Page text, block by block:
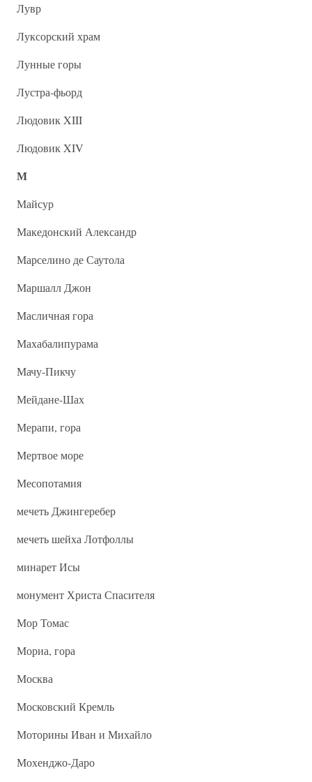
Лувр
Луксорский храм
Лунные горы
Лустра-фьорд
Людовик XIII
Людовик XIV
М
Майсур
Македонский Александр
Марселино де Саутола
Маршалл Джон
Масличная гора
Махабалипурама
Мачу-Пикчу
Мейдане-Шах
Мерапи, гора
Мертвое море
Месопотамия
мечеть Джингеребер
мечеть шейха Лотфоллы
минарет Исы
монумент Христа Спасителя
Мор Томас
Мориа, гора
Москва
Московский Кремль
Моторины Иван и Михайло
Мохенджо-Даро